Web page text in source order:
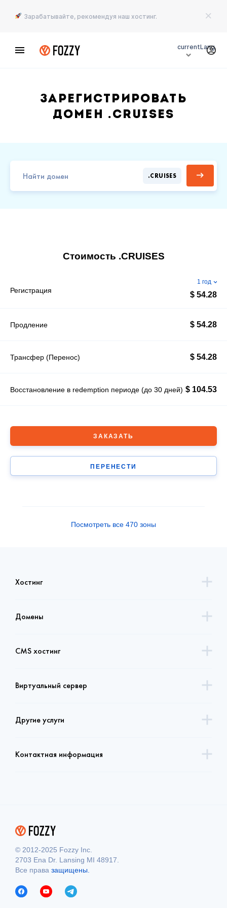
Зарабатывайте, рекомендуя наш хостинг.
currentLang
Зарегистрировать
домен .CRUISES
.CRUISES
Стоимость .CRUISES
Регистрация
1 год
$ 54.28
Продление $ 54.28
Трансфер (Перенос) $ 54.28
Восстановление в redemption периоде (до 30 дней) $ 104.53
ПЕРЕНЕСТИ
ЗАКАЗАТЬ
Посмотреть все 470 зоны
Хостинг
Домены
CMS хостинг
Виртуальный сервер
Другие услуги
Контактная информация
© 2012-2025 Fozzy Inc.
2703 Ena Dr. Lansing MI 48917.
Все права защищены.